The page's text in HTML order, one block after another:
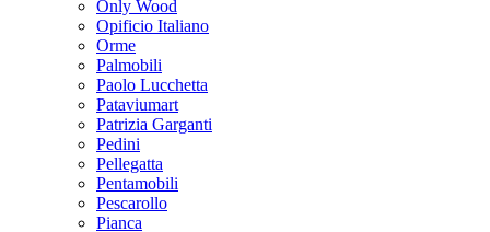
Only Wood
Opificio Italiano
Orme
Palmobili
Paolo Lucchetta
Pataviumart
Patrizia Garganti
Pedini
Pellegatta
Pentamobili
Pescarollo
Pianca